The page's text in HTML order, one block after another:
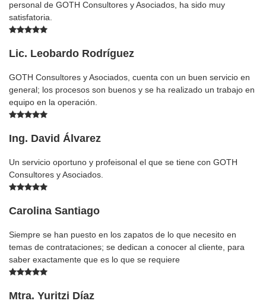
personal de GOTH Consultores y Asociados, ha sido muy
satisfatoria.
Lic. Leobardo Rodríguez
GOTH Consultores y Asociados, cuenta con un buen servicio en
general; los procesos son buenos y se ha realizado un trabajo en
equipo en la operación.
Ing. David Álvarez
Un servicio oportuno y profeisonal el que se tiene con GOTH
Consultores y Asociados.
Carolina Santiago
Siempre se han puesto en los zapatos de lo que necesito en
temas de contrataciones; se dedican a conocer al cliente, para
saber exactamente que es lo que se requiere
Mtra. Yuritzi Díaz